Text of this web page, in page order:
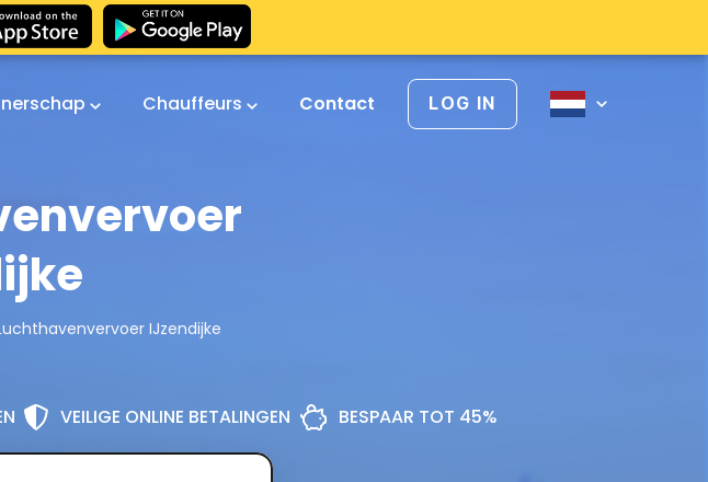
Chauffeurs Contact LOG IN
IJzendijke
VEILIGE ONLINE BETALINGEN BESPAAR TOT 45%